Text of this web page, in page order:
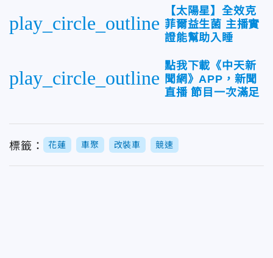
play_circle_outline
【太陽星】全效克
菲爾益生菌 主播實
證能幫助入睡
play_circle_outline
點我下載《中天新
聞網》APP，新聞
直播 節目一次滿足
標籤： 花蓮 車聚 改裝車 競速